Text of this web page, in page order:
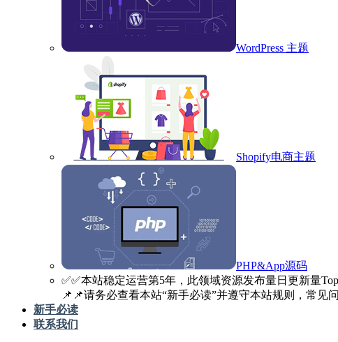
WordPress 主题
Shopify电商主题
PHP&App源码
✅️✅️本站稳定运营第5年，此领域资源发布量日更新量
📌📌请务必查看本站“新手必读”并遵守本站规则，常见
新手必读
联系我们